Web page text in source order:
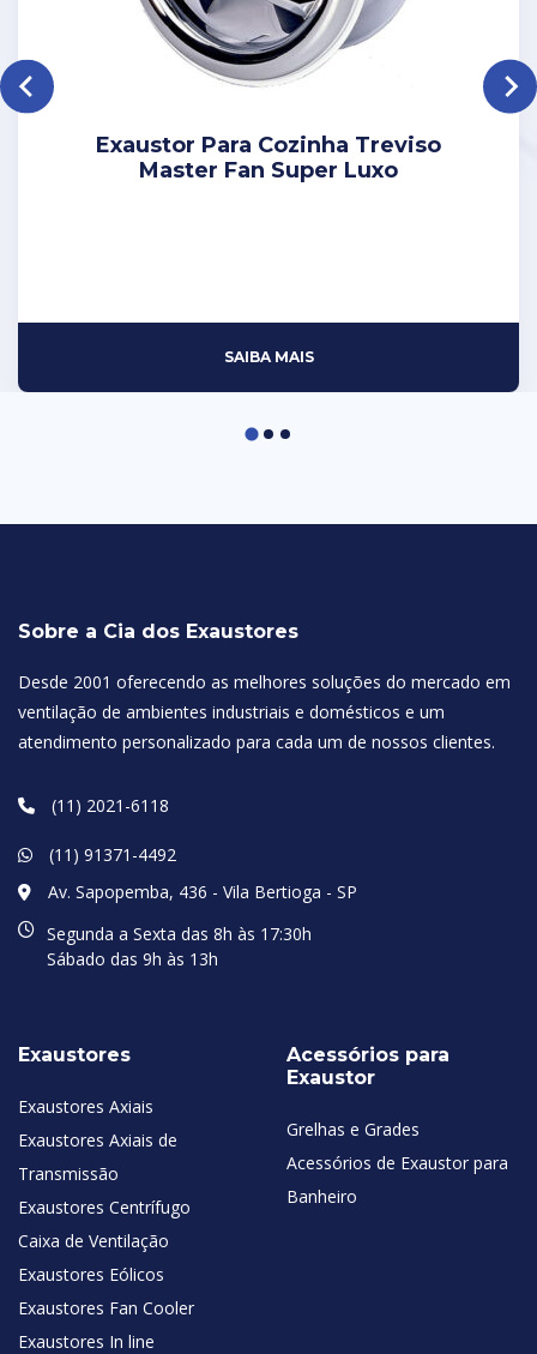
Exaustor Para Cozinha Treviso
Master Fan Super Luxo
SAIBA MAIS
Sobre a Cia dos Exaustores
Desde 2001 oferecendo as melhores soluções do mercado em
ventilação de ambientes industriais e domésticos e um
atendimento personalizado para cada um de nossos clientes.
(11) 2021-6118
(11) 91371-4492
Av. Sapopemba, 436 - Vila Bertioga - SP
Segunda a Sexta das 8h às 17:30h
Sábado das 9h às 13h
Exaustores
Exaustores Axiais
Exaustores Axiais de
Transmissão
Exaustores Centrífugo
Caixa de Ventilação
Exaustores Eólicos
Exaustores Fan Cooler
Exaustores In line
Acessórios para
Exaustor
Grelhas e Grades
Acessórios de Exaustor para
Banheiro